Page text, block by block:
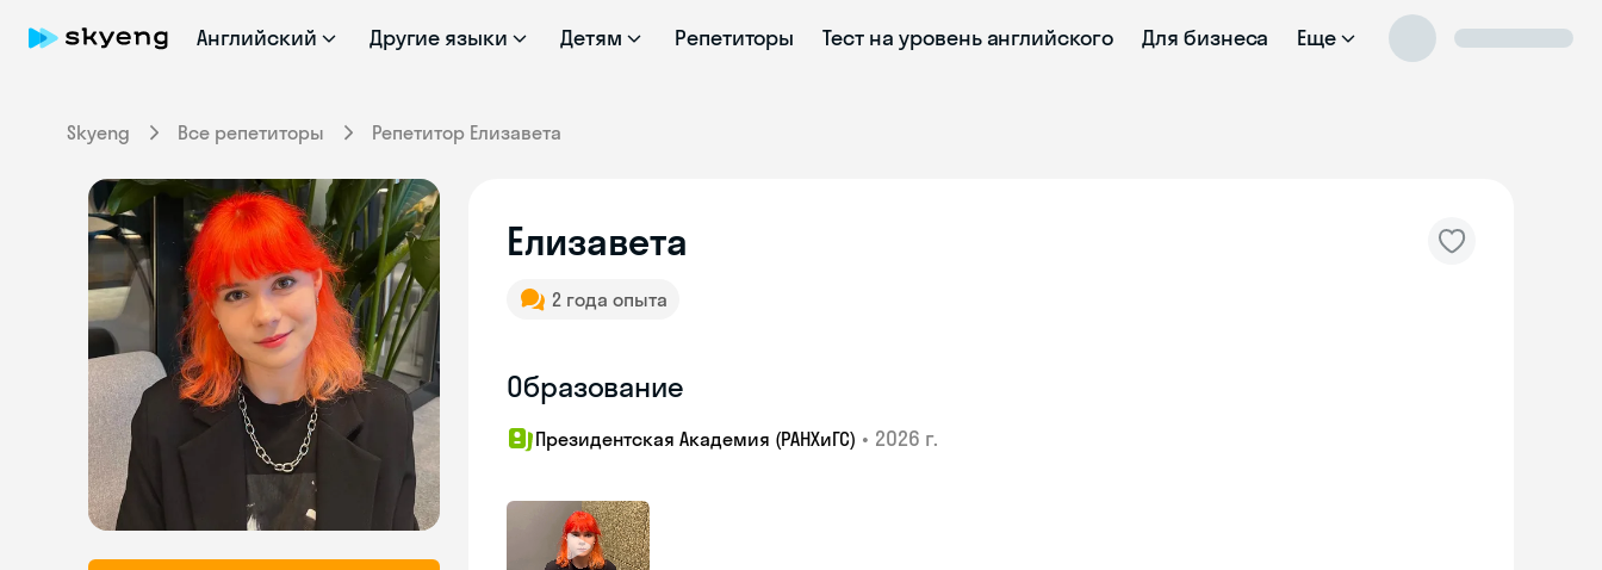
Английский Другие языки Детям Репетиторы Тест на уровень английского Для бизнеса Еще
Skyeng Все репетиторы Репетитор Елизавета
Елизавета
2 года опыта
Образование
Президентская Академия (РАНХиГС) • 2026 г.